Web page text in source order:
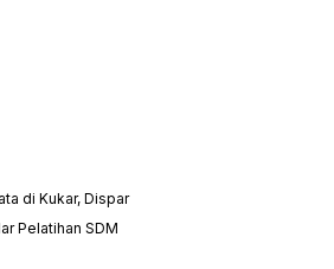
di Kukar, Dispar
Pelatihan SDM